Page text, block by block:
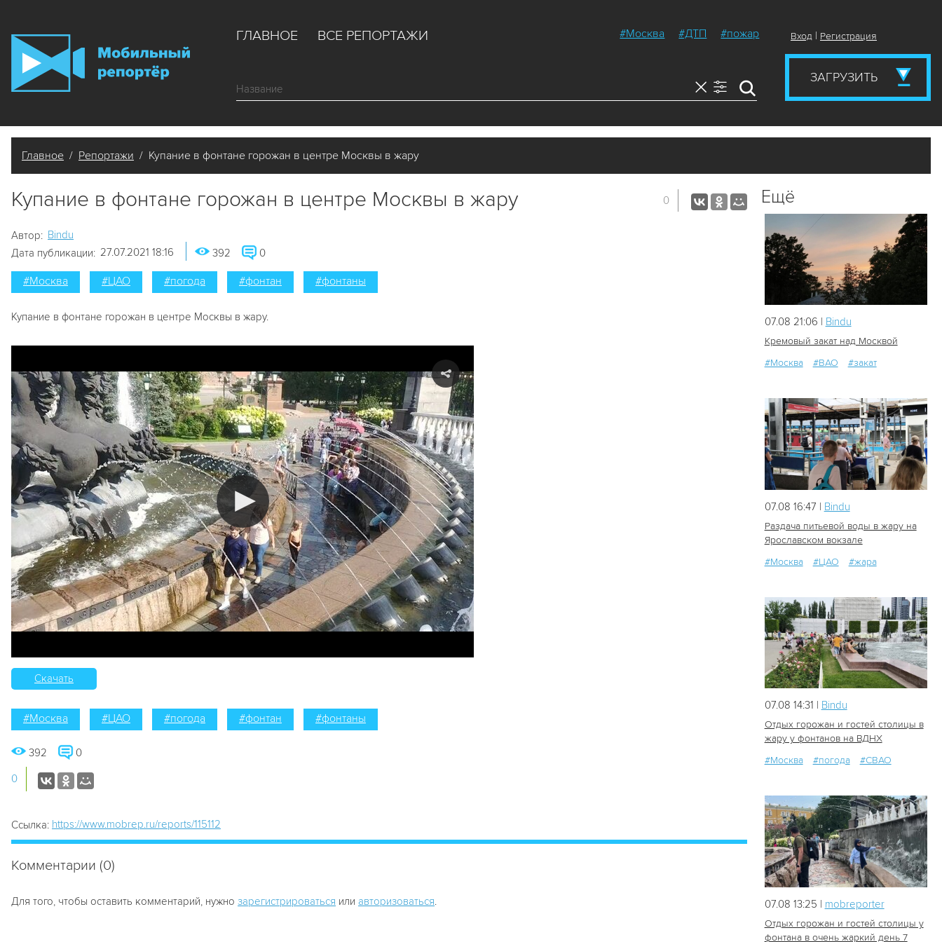
ГЛАВНОЕ ВСЕ РЕПОРТАЖИ #Москва #ДТП #пожар Вход | Регистрация
ЗАГРУЗИТЬ
Главное / Репортажи / Купание в фонтане горожан в центре Москвы в жару
Купание в фонтане горожан в центре Москвы в жару 0
Автор: Bindu
Дата публикации: 27.07.2021 18:16 392 0
#Москва #ЦАО #погода #фонтан #фонтаны
Купание в фонтане горожан в центре Москвы в жару.
Скачать
#Москва #ЦАО #погода #фонтан #фонтаны
392 0
0
Ссылка: https://www.mobrep.ru/reports/115112
Комментарии (0)
Для того, чтобы оставить комментарий, нужно зарегистрироваться или авторизоваться.
Ещё
07.08 21:06 | Bindu
Кремовый закат над Москвой
#Москва
#ВАО #закат
34
07.08 16:47 | Bindu
Раздача питьевой воды в жару на
Ярославском вокзале
#Москва
#ЦАО #жара
26
07.08 14:31 | Bindu
Отдых горожан и гостей столицы в
жару у фонтанов на ВДНХ
#Москва
#погода #СВАО
07.08 13:25 | mobreporter
Отдых горожан и гостей столицы у
фонтана в очень жаркий день 7